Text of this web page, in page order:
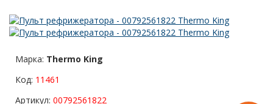
Марка: Thermo King
Код: 11461
Артикул: 00792561822